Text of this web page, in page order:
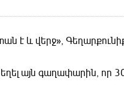
է և վերջ»,
այն գաղափարին, որ